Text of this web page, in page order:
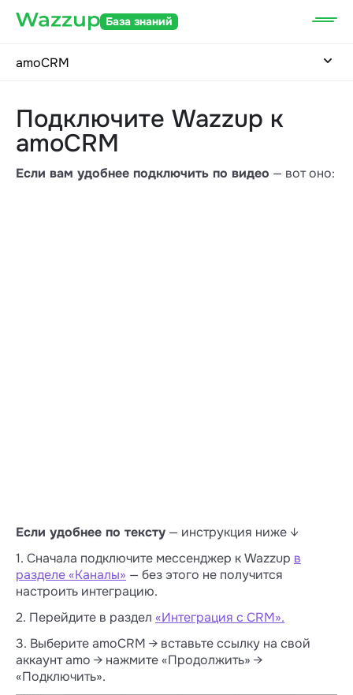
База знаний
amoCRM
Подключите Wazzup к
amoCRM
Если вам удобнее подключить по видео — вот оно:
Если удобнее по тексту — инструкция ниже ↓
1. Сначала подключите мессенджер к Wazzup в
разделе «Каналы» — без этого не получится
настроить интеграцию.
2. Перейдите в раздел «Интеграция с CRM».
3. Выберите amoCRM → вставьте ссылку на свой
аккаунт amo → нажмите «Продолжить» →
«Подключить».